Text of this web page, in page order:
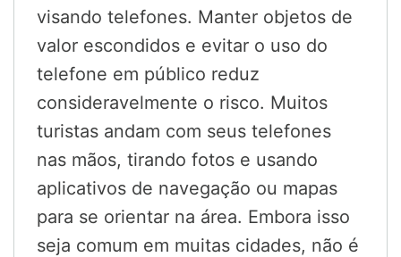
visando telefones. Manter objetos de
valor escondidos e evitar o uso do
telefone em público reduz
consideravelmente o risco. Muitos
turistas andam com seus telefones
nas mãos, tirando fotos e usando
aplicativos de navegação ou mapas
para se orientar na área. Embora isso
seja comum em muitas cidades, não é